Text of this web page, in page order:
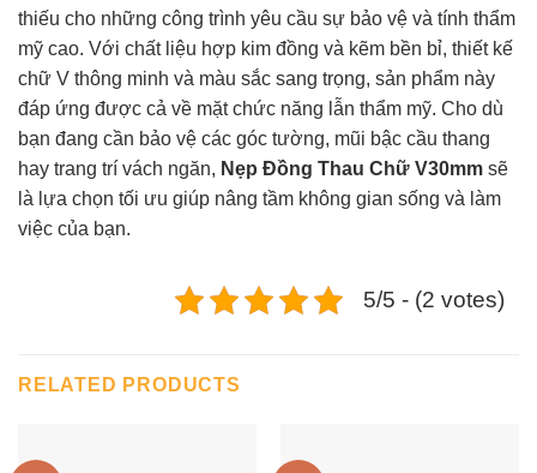
thiếu cho những công trình yêu cầu sự bảo vệ và tính thẩm
mỹ cao. Với chất liệu hợp kim đồng và kẽm bền bỉ, thiết kế
chữ V thông minh và màu sắc sang trọng, sản phẩm này
đáp ứng được cả về mặt chức năng lẫn thẩm mỹ. Cho dù
bạn đang cần bảo vệ các góc tường, mũi bậc cầu thang
hay trang trí vách ngăn, Nẹp Đồng Thau Chữ V30mm sẽ
là lựa chọn tối ưu giúp nâng tầm không gian sống và làm
việc của bạn.
5/5 - (2 votes)
RELATED PRODUCTS